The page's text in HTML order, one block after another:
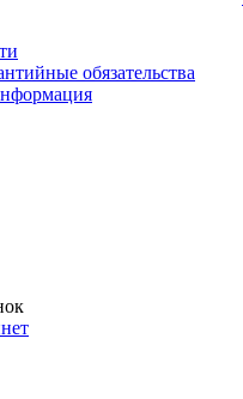
обязательства